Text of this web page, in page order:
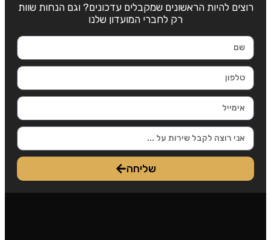
רוצים להיות הראשונים שמקבלים עדכונים? וגם הנחות שוות
רק לחברי המועדון שלנו
שליחה